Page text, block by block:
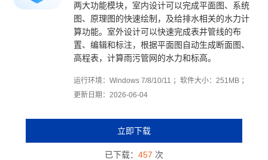
两大功能模块，室内设计可以完成平面图、系统
图、原理图的快速绘制，及给排水相关的水力计
算功能。室外设计可以快速完成表井管线的布
置、编辑和标注，根据平面图自动生成断面图、
高程表，计算雨污管网的水力和标高。
运行环境：Windows 7/8/10/11 ；软件大小：251MB ；
更新日期：2026-06-04
立即下载
已下载： 457 次